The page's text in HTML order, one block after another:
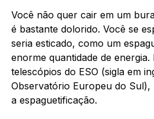
Você não quer cair em um
é bastante dolorido. Você se
seria esticado, como um
enorme quantidade de energia.
telescópios do ESO (sigla em
Observatório Europeu do Sul),
a espaguetificação.